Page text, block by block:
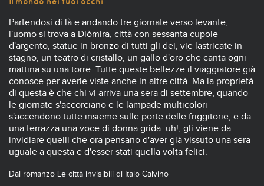
Partendosi di là e andando tre giornate verso levante,
l'uomo si trova a Diòmira, città con sessanta cupole
d'argento, statue in bronzo di tutti gli dei, vie lastricate in
stagno, un teatro di cristallo, un gallo d'oro che canta ogni
mattina su una torre. Tutte queste bellezze il viaggiatore già
conosce per averle viste anche in altre città. Ma la proprietà
di questa è che chi vi arriva una sera di settembre, quando
le giornate s'accorciano e le lampade multicolori
s'accendono tutte insieme sulle porte delle friggitorie, e da
una terrazza una voce di donna grida: uh!, gli viene da
invidiare quelli che ora pensano d'aver già vissuto una sera
uguale a questa e d'esser stati quella volta felici.
Dal romanzo Le città invisibili di Italo Calvino